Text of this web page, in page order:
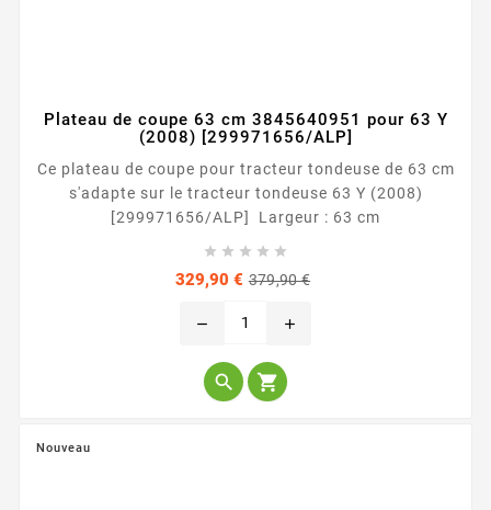
Plateau de coupe 63 cm 3845640951 pour 63 Y
(2008) [299971656/ALP]
Ce plateau de coupe pour tracteur tondeuse de 63 cm
s'adapte sur le tracteur tondeuse 63 Y (2008)
[299971656/ALP] Largeur : 63 cm
    
329,90 € 379,90 €
remove add
 
Nouveau